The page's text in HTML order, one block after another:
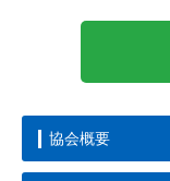
協会概要